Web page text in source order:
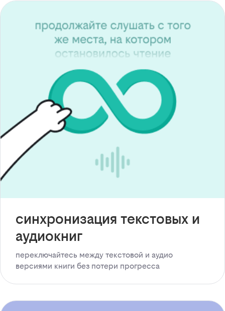
синхронизация текстовых и
аудиокниг
переключайтесь между текстовой и аудио
версиями книги без потери прогресса